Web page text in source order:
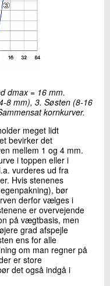
dmax = 16 mm.
8 mm), 3. Søsten (8-16
kornkurver.
meget lidt
bevirker det
mellem 1 og 4 mm.
i toppen eller i
vurderes ud fra
Hvis stenenes
bør
derfor vælges i
er overvejende
på vægtbasis, men
grad afspejle
ens for alle
om man regner på
er store
det også indgå i